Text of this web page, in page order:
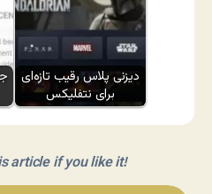
دیزنی پلاس رقیب تازه‌ای
برای نتفلیکس
article if you like it!